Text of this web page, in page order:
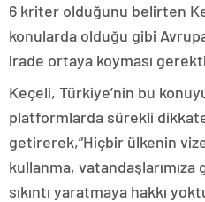
6 kriter olduğunu belirten
konularda olduğu gibi
irade ortaya koyması
Keçeli, Türkiye’nin bu
platformlarda sürekli
getirerek,”Hiçbir ülkenin
kullanma, vatandaşlarımıza
sıkıntı yaratmaya hakkı